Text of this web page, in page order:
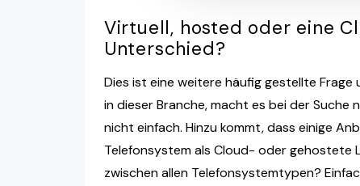
Virtuell, hosted oder eine
Unterschied?
Dies ist eine weitere häufig gestellte Frage
in dieser Branche, macht es bei der Suche
nicht einfach. Hinzu kommt, dass einige
Telefonsystem als Cloud- oder gehostete
zwischen allen Telefonsystemtypen?